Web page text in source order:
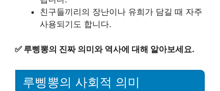
친구들끼리의 장난이나 유희가 담길 때 자주
사용되기도 합니다.
✅ 루삥뽕의 진짜 의미와 역사에 대해 알아보세요.
루삥뽕의 사회적 의미